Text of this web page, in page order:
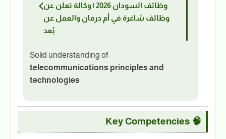
وظائف السودان 2026 | وكالة تعلن عن
وظائف شاغرة في أم درمان والعمل عن
بُعد
Solid understanding of
telecommunications principles and
technologies
🧠
Key Competencies